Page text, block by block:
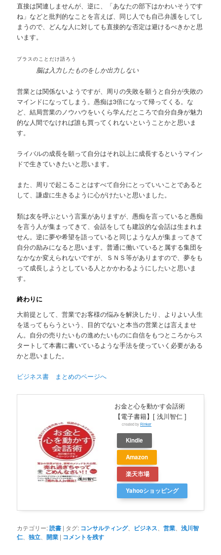
直接は関連しませんが、逆に、「あなたの部下はかわいそうです
ね」などと批判的なことを言えば、同じ人でも自己弁護をしてし
まうので、どんな人に対しても直接的な否定は避けるべきかと思
います。
プラスのことだけ語ろう
脳は入力したものをしか出力しない
営業とは関係ないようですが、周りの失敗を願うと自分が失敗の
マインドになってしまう。愚痴は3倍になって帰ってくる。な
ど、結局営業のノウハウをいくら学んだところで自分自身が魅力
的な人間でなければ誰も買ってくれないということかと思いま
す。
ライバルの成長を願って自分はそれ以上に成長するというマイン
ドで生きていきたいと思います。
また、周りで起こることはすべて自分にとっていいことであると
して、謙虚に生きるように心がけたいと思いました。
類は友を呼ぶという言葉がありますが、愚痴を言っていると愚痴
を言う人が集まってきて、会話をしても建設的な会話は生まれま
せん。逆に夢や希望を語っていると同じような人が集まってきて
自分の励みになると思います。普通に働いていると属する集団を
なかなか変えられないですが、ＳＮＳ等がありますので、夢をも
って成長しようとしている人とかかわるようにしたいと思いま
す。
終わりに
大前提として、営業でお客様の悩みを解決したり、よりよい人生
を送ってもらうという、目的でないと本当の営業とは言えませ
ん。自分の売りたいもの進めたいものに自信をもつところからス
タートして本書に書いているような手法を使っていく必要がある
かと思いました。
ビジネス書 まとめのページへ
お金と心を動かす会話術
【電子書籍】[ 浅川智仁 ]
created byRinker
Kindle
Amazon
楽天市場
Yahooショッピング
カテゴリー:読書 | タグ: コンサルティング、 ビジネス 、営業 、浅川智
仁 、独立 、開業 | コメントを残す